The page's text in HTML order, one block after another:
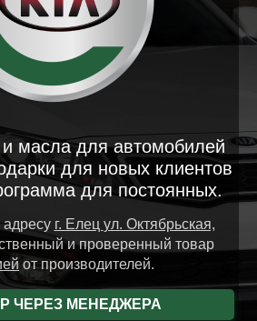
и масла для автомобилей
для новых клиентов
для постоянных.
адресу г. Елец ул. Октябрьская,
и проверенный товар
от производителей.
ЧЕРЕЗ МЕНЕДЖЕРА